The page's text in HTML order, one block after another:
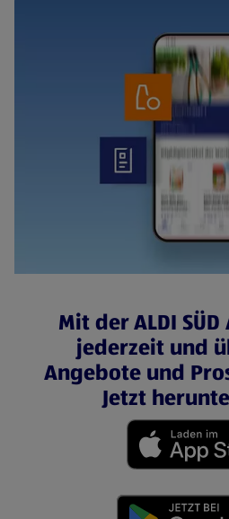
Mit der ALDI
jederzeit und
Angebote und
Jetzt